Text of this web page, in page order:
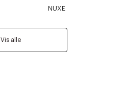
NUXE
Vis alle